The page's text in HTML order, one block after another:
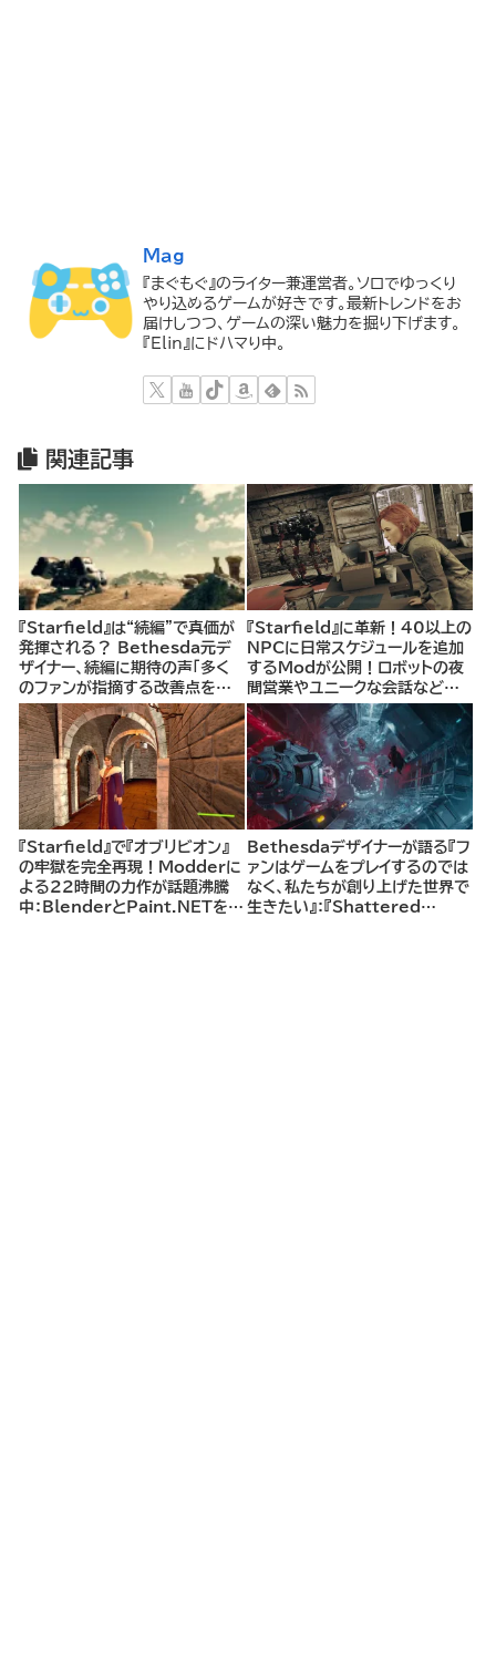
Mag
『まぐもぐ』のライター兼運営者。ソロでゆっくり
やり込めるゲームが好きです。最新トレンドをお
届けしつつ、ゲームの深い魅力を掘り下げます。
『Elin』にドハマり中。
関連記事
『Starfield』は“続編”で真価が
発揮される？ Bethesda元デ
ザイナー、続編に期待の声「多く
のファンが指摘する改善点を取
り入れることで、シリーズは大き
く成長できる」
『Starfield』に革新！40以上の
NPCに日常スケジュールを追加
するModが公開！ロボットの夜
間営業やユニークな会話などよ
りリアルな都市生活が楽しるよう
に
『Starfield』で『オブリビオン』
の牢獄を完全再現！Modderに
よる22時間の力作が話題沸騰
中：BlenderとPaint.NETを駆
Bethesdaデザイナーが語る『フ
ァンはゲームをプレイするのでは
なく、私たちが創り上げた世界で
生きたい』：『Shattered